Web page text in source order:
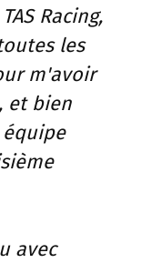
Racing,
les
m'avoir
et bien
avec